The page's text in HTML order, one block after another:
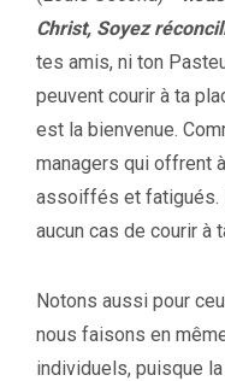
Christ, Soyez
tes amis, ni ton
peuvent courir à ta
est la bienvenue.
managers qui offrent
assoiffés et fatigués.
aucun cas de courir à
Notons aussi pour
nous faisons en
individuels, puisque